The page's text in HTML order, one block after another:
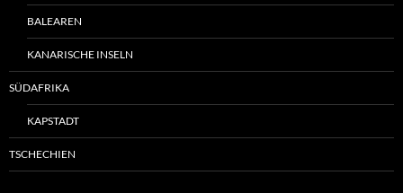
BALEAREN
KANARISCHE INSELN
SÜDAFRIKA
KAPSTADT
TSCHECHIEN